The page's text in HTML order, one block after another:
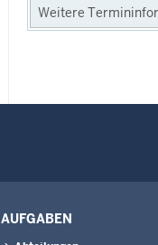
Weitere
AUFGABEN